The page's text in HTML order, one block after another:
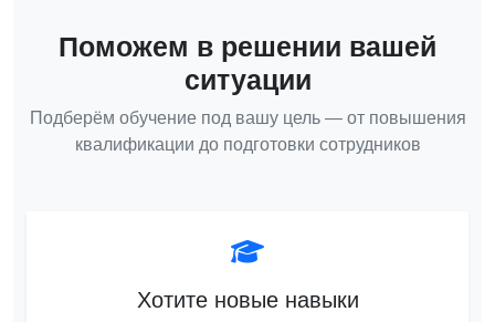
Поможем в решении вашей
ситуации
Подберём обучение под вашу цель — от повышения
квалификации до подготовки сотрудников
Хотите новые навыки